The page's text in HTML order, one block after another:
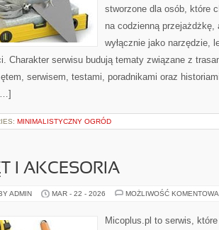
stworzone dla osób, które
na codzienną przejażdżkę,
wyłącznie jako narzędzie,
Charakter serwisu budują tematy związane z
serwisem, testami, poradnikami oraz
MINIMALISTYCZNY OGRÓD
I AKCESORIA
ADMIN MAR - 22 - 2026 MOŻLIWOŚĆ
Micoplus.pl to serwis,